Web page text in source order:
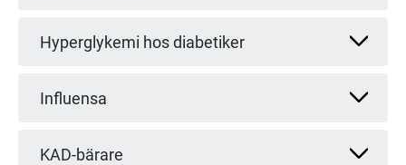
Hyperglykemi hos diabetiker
Influensa
KAD-bärare